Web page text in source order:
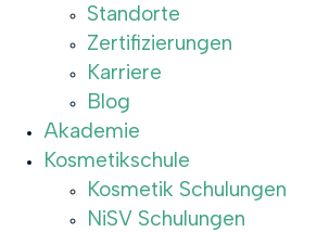
Standorte
Zertifizierungen
Karriere
Blog
Akademie
Kosmetikschule
Kosmetik Schulungen
NiSV Schulungen